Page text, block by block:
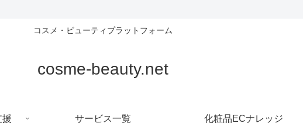
コスメ・ビューティプラットフォーム
cosme-beauty.net
援 サービス一覧 化粧品ECナレッジ